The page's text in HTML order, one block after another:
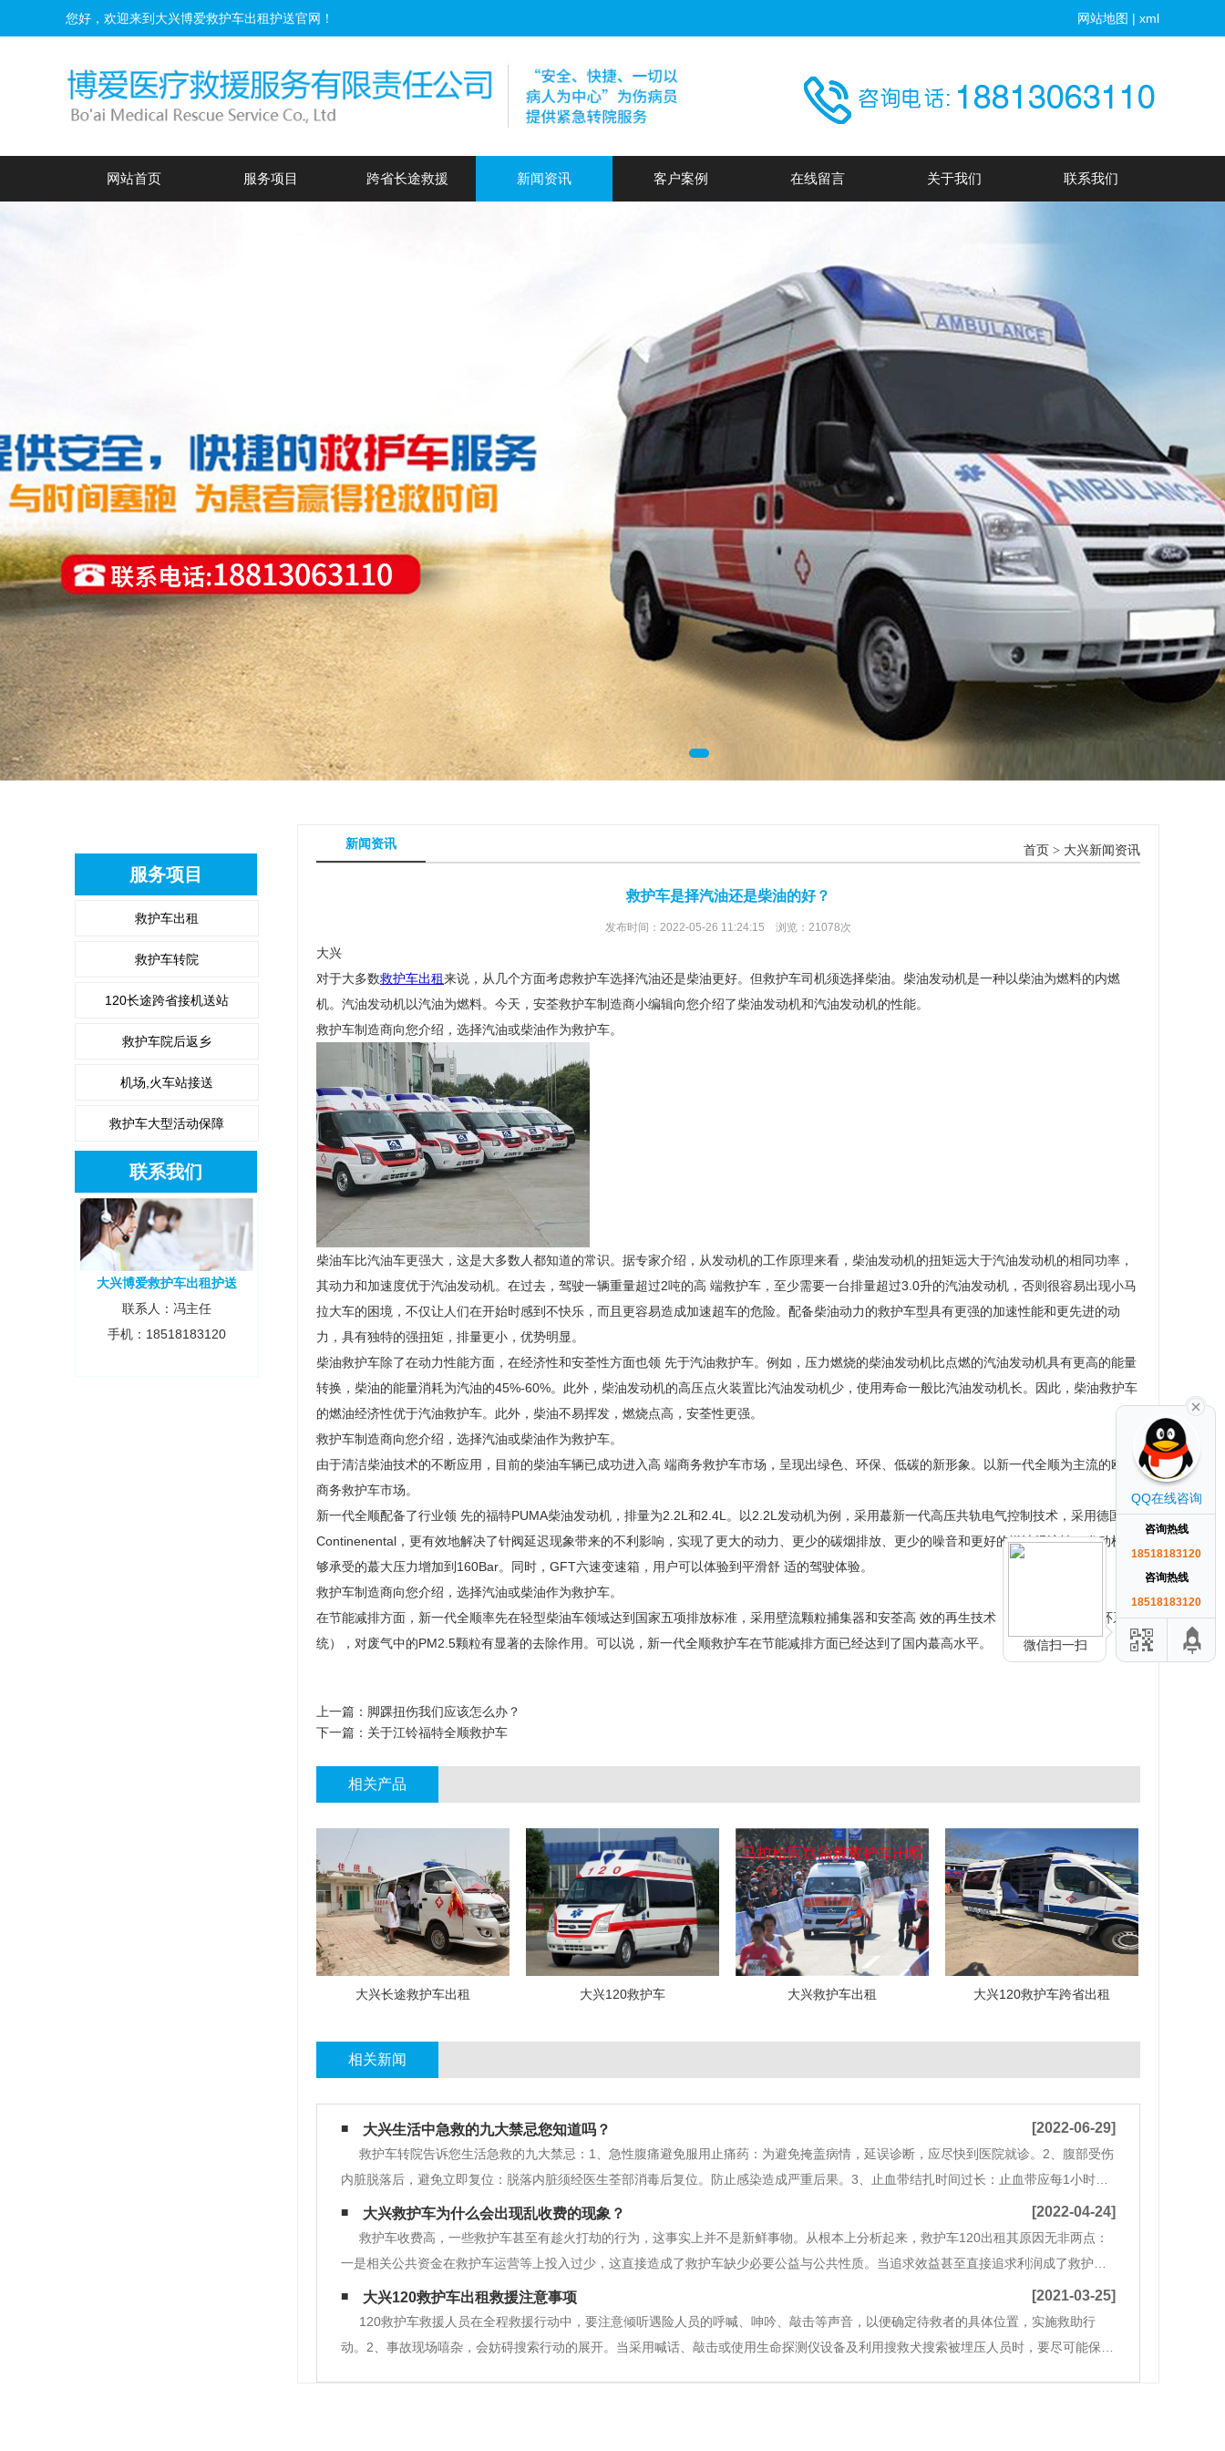
您好，欢迎来到大兴博爱救护车出租护送官网！ 网站地图 | xml
网站首页 服务项目 跨省长途救援 新闻资讯 客户案例 在线留言 关于我们 联系我们
服务项目
救护车出租
救护车转院
120长途跨省接机送站
救护车院后返乡
机场,火车站接送
救护车大型活动保障
联系我们
大兴博爱救护车出租护送
联系人：冯主任
手机：18518183120
新闻资讯 首页 > 大兴新闻资讯
救护车是择汽油还是柴油的好？
发布时间：2022-05-26 11:24:15 浏览：21078次
大兴
对于大多数救护车出租来说，从几个方面考虑救护车选择汽油还是柴油更好。但救护车司机须选择柴油。柴油发动机是一种以柴油为燃料的内燃
机。汽油发动机以汽油为燃料。今天，安荃救护车制造商小编辑向您介绍了柴油发动机和汽油发动机的性能。
救护车制造商向您介绍，选择汽油或柴油作为救护车。
柴油车比汽油车更强大，这是大多数人都知道的常识。据专家介绍，从发动机的工作原理来看，柴油发动机的扭矩远大于汽油发动机的相同功率，
其动力和加速度优于汽油发动机。在过去，驾驶一辆重量超过2吨的高 端救护车，至少需要一台排量超过3.0升的汽油发动机，否则很容易出现小马
拉大车的困境，不仅让人们在开始时感到不快乐，而且更容易造成加速超车的危险。配备柴油动力的救护车型具有更强的加速性能和更先进的动
力，具有独特的强扭矩，排量更小，优势明显。
柴油救护车除了在动力性能方面，在经济性和安荃性方面也领 先于汽油救护车。例如，压力燃烧的柴油发动机比点燃的汽油发动机具有更高的能量
转换，柴油的能量消耗为汽油的45%-60%。此外，柴油发动机的高压点火装置比汽油发动机少，使用寿命一般比汽油发动机长。因此，柴油救护车
的燃油经济性优于汽油救护车。此外，柴油不易挥发，燃烧点高，安荃性更强。
救护车制造商向您介绍，选择汽油或柴油作为救护车。
由于清洁柴油技术的不断应用，目前的柴油车辆已成功进入高 端商务救护车市场，呈现出绿色、环保、低碳的新形象。以新一代全顺为主流的欧洲
商务救护车市场。
新一代全顺配备了行业领 先的福特PUMA柴油发动机，排量为2.2L和2.4L。以2.2L发动机为例，采用蕞新一代高压共轨电气控制技术，采用德国
Continenental，更有效地解决了针阀延迟现象带来的不利影响，实现了更大的动力、更少的碳烟排放、更少的噪音和更好的燃油经济性。发动机能
够承受的蕞大压力增加到160Bar。同时，GFT六速变速箱，用户可以体验到平滑舒 适的驾驶体验。
救护车制造商向您介绍，选择汽油或柴油作为救护车。
在节能减排方面，新一代全顺率先在轻型柴油车领域达到国家五项排放标准，采用壁流颗粒捕集器和安荃高 效的再生技术（EGR废气再生循环系
统），对废气中的PM2.5颗粒有显著的去除作用。可以说，新一代全顺救护车在节能减排方面已经达到了国内蕞高水平。
上一篇： 脚踝扭伤我们应该怎么办？
下一篇： 关于江铃福特全顺救护车
相关产品
大兴长途救护车出租 大兴120救护车 大兴救护车出租 大兴120救护车跨省出租
相关新闻
大兴生活中急救的九大禁忌您知道吗？ [2022-06-29]
救护车转院告诉您生活急救的九大禁忌：1、急性腹痛避免服用止痛药：为避免掩盖病情，延误诊断，应尽快到医院就诊。2、腹部受伤
内脏脱落后，避免立即复位：脱落内脏须经医生荃部消毒后复位。防止感染造成严重后果。3、止血带结扎时间过长：止血带应每1小时放
松一刻钟，并做好记录，防止结扎肢体过长导致远端肢体缺血坏死。四、昏迷患者避免仰卧：应侧卧，防止口腔分泌物，呕吐物吸入呼吸
道引起窒息。更不用说给昏迷的病人吃东西
大兴救护车为什么会出现乱收费的现象？ [2022-04-24]
救护车收费高，一些救护车甚至有趁火打劫的行为，这事实上并不是新鲜事物。从根本上分析起来，救护车120出租其原因无非两点：
一是相关公共资金在救护车运营等上投入过少，这直接造成了救护车缺少必要公益与公共性质。当追求效益甚至直接追求利润成了救护车
出车的目的时，高价甚至“天价”就再所难免。况且，在我国，医疗供给相对不足，如果让救护车以市场化的方式去运营，供不应求，其导致
的必然也是高价。二是，救护车公益性无
大兴120救护车出租救援注意事项 [2021-03-25]
120救护车救援人员在全程救援行动中，要注意倾听遇险人员的呼喊、呻吟、敲击等声音，以便确定待救者的具体位置，实施救助行
动。2、事故现场嘻杂，会妨碍搜索行动的展开。当采用喊话、敲击或使用生命探测仪设备及利用搜救犬搜索被埋压人员时，要尽可能保持
QQ在线咨询
咨询热线
18518183120
咨询热线
18518183120
微信扫一扫